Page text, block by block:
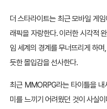
더 스타라이트는 최근 모바일 게
래픽을 자랑한다. 이러한 시각적
임 세계의 경계를 무너뜨리게 하
듯한 몰입감을 선사한다.
최근 MMORPG라는 타이틀을 내
미를 느끼기 어려웠던 것이 사실